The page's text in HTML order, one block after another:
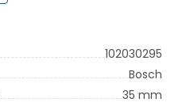
102030295
Bosch
35 mm